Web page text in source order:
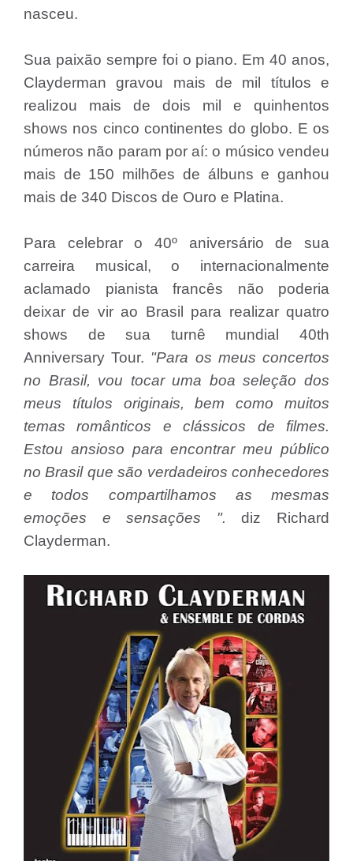
nasceu.
Sua paixão sempre foi o piano. Em 40 anos,
Clayderman gravou mais de mil títulos e
realizou mais de dois mil e quinhentos
shows nos cinco continentes do globo. E os
números não param por aí: o músico vendeu
mais de 150 milhões de álbuns e ganhou
mais de 340 Discos de Ouro e Platina.
Para celebrar o 40º aniversário de sua
carreira musical, o internacionalmente
aclamado pianista francês não poderia
deixar de vir ao Brasil para realizar quatro
shows de sua turnê mundial 40th
Anniversary Tour. "Para os meus concertos
no Brasil, vou tocar uma boa seleção dos
meus títulos originais, bem como muitos
temas românticos e clássicos de filmes.
Estou ansioso para encontrar meu público
no Brasil que são verdadeiros conhecedores
e todos compartilhamos as mesmas
emoções e sensações ". diz Richard
Clayderman.